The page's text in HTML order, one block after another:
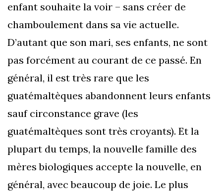
enfant souhaite la voir – sans créer de
chamboulement dans sa vie actuelle.
D’autant que son mari, ses enfants, ne sont
pas forcément au courant de ce passé. En
général, il est très rare que les
guatémaltèques abandonnent leurs enfants
sauf circonstance grave (les
guatémaltèques sont très croyants). Et la
plupart du temps, la nouvelle famille des
mères biologiques accepte la nouvelle, en
général, avec beaucoup de joie. Le plus